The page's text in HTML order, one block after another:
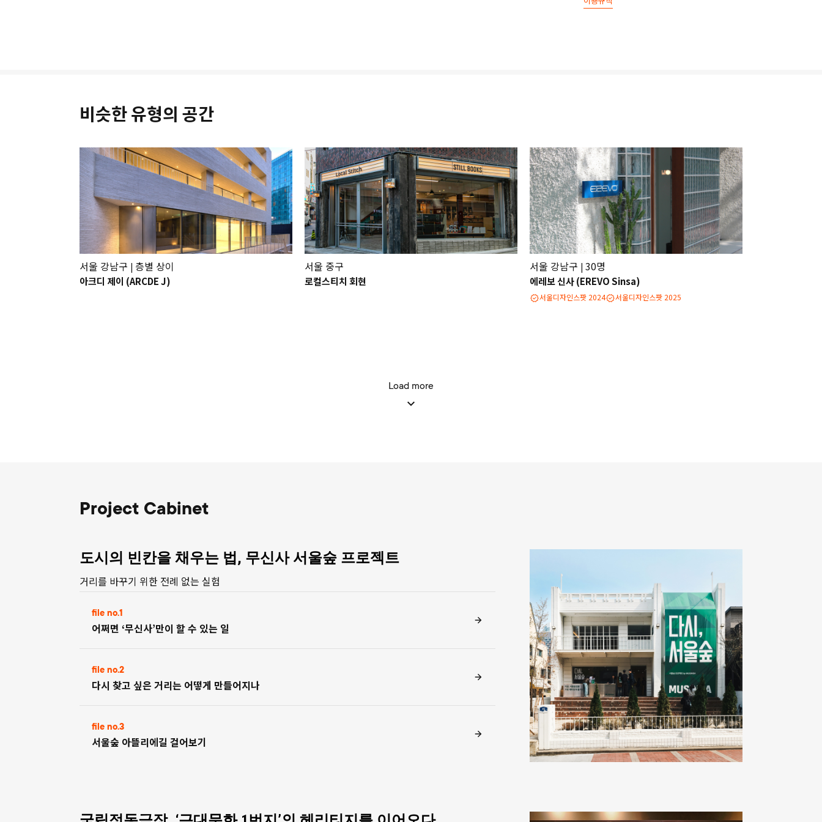
비슷한 유형의 공간
서울 강남구 | 층별 상이
아크디 제이 (ARCDE J)
서울 중구
로컬스티치 회현
서울 강남구 | 30명
에레보 신사 (EREVO Sinsa)
서울디자인스팟 2024 서울디자인스팟 2025
Load more
Project Cabinet
도시의 빈칸을 채우는 법, 무신사 서울숲 프로젝트
거리를 바꾸기 위한 전례 없는 실험
file no.1
어쩌면 ‘무신사’만이 할 수 있는 일
file no.2
다시 찾고 싶은 거리는 어떻게 만들어지나
file no.3
서울숲 아뜰리에길 걸어보기